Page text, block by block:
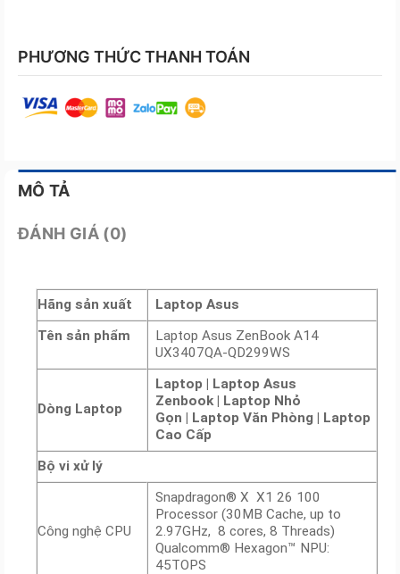
PHƯƠNG THỨC THANH TOÁN
MÔ TẢ
ĐÁNH GIÁ (0)
Hãng sản xuất
Laptop Asus
Tên sản phẩm
Laptop Asus ZenBook A14
UX3407QA-QD299WS
Dòng Laptop
Laptop | Laptop Asus
Zenbook | Laptop Nhỏ
Gọn | Laptop Văn Phòng | Laptop
Cao Cấp
Bộ vi xử lý
Công nghệ CPU
Snapdragon® X X1 26 100
Processor (30MB Cache, up to
2.97GHz, 8 cores, 8 Threads)
Qualcomm® Hexagon™ NPU:
45TOPS